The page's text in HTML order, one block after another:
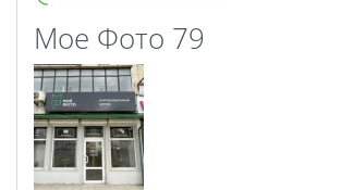
Календарь перекидной
Календарь настольный
домик
Календари настенные с
блоком
Мое Фото 79